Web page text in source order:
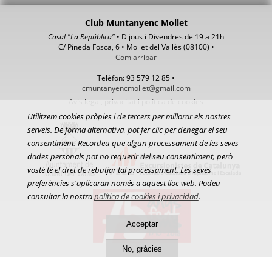
Club Muntanyenc Mollet
Casal "La República" • Dijous i Divendres de 19 a 21h
C/ Pineda Fosca, 6 • Mollet del Vallès (08100) •
Com arribar
Telèfon: 93 579 12 85 •
cmuntanyencmollet@gmail.com
Avis legal, privacitat i política de cookies
Utilitzem cookies pròpies i de tercers per millorar els nostres
serveis. De forma alternativa, pot fer clic per denegar el seu
consentiment. Recordeu que algun processament de les seves
dades personals pot no requerir del seu consentiment, però
vostè té el dret de rebutjar tal processament. Les seves
preferències s'aplicaran només a aquest lloc web. Podeu
consultar la nostrapolítica de cookies i privacidad.
Acceptar
No, gràcies